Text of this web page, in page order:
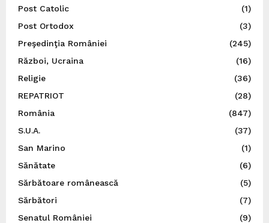
Post Catolic
(1)
Post Ortodox
(3)
Preşedinţia României
(245)
Război, Ucraina
(16)
Religie
(36)
REPATRIOT
(28)
România
(847)
S.U.A.
(37)
San Marino
(1)
Sănătate
(6)
Sărbătoare românească
(5)
Sărbători
(7)
Senatul României
(9)